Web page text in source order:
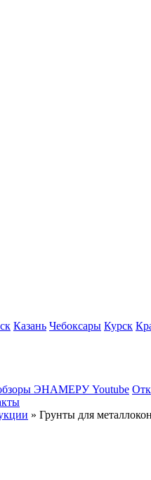
Казань Чебоксары Курск
ЭНАМЕРУ Youtube
» Грунты для